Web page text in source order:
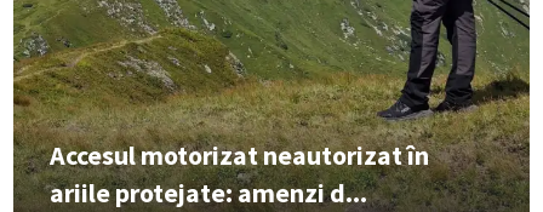
Accesul motorizat neautorizat în
ariile protejate: amenzi d...